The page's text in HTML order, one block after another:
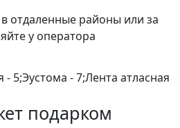
отдаленные районы или за
у оператора
- 5;Эустома - 7;Лента атласная
подарком